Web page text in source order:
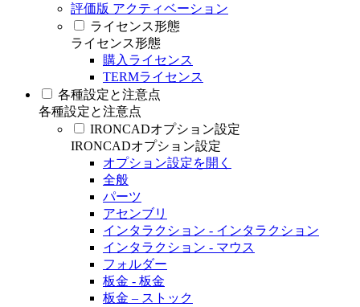
評価版 アクティベーション
ライセンス形態
ライセンス形態
購入ライセンス
TERMライセンス
各種設定と注意点
各種設定と注意点
IRONCADオプション設定
IRONCADオプション設定
オプション設定を開く
全般
パーツ
アセンブリ
インタラクション - インタラクション
インタラクション - マウス
フォルダー
板金 - 板金
板金 – ストック